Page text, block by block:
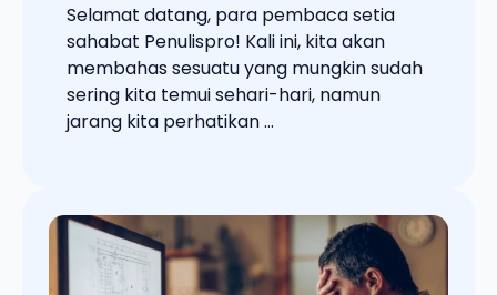
Selamat datang, para pembaca setia
sahabat Penulispro! Kali ini, kita akan
membahas sesuatu yang mungkin sudah
sering kita temui sehari-hari, namun
jarang kita perhatikan ...